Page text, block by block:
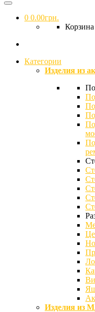
0 0.00грн.
Корзина
Категории
Изделия из
Изделия из